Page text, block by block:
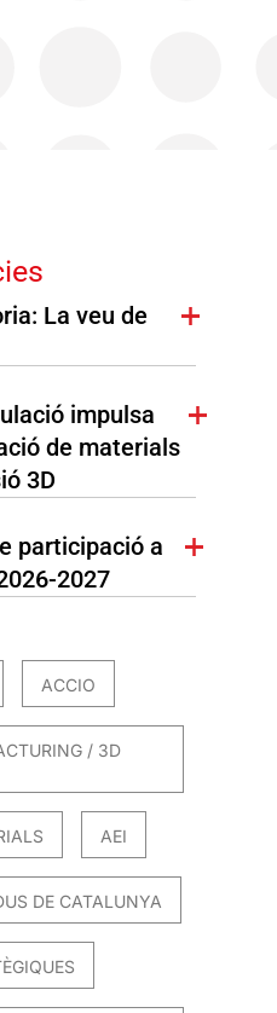
La veu de
impulsa
de materials
3D
participació a
2027
ACCIO
/ 3D
AEI
DE CATALUNYA